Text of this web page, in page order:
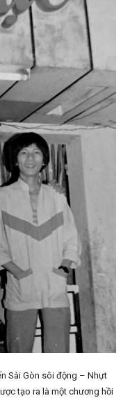
Sài Gòn sôi động – Nhựt
tạo ra là một chương hồi